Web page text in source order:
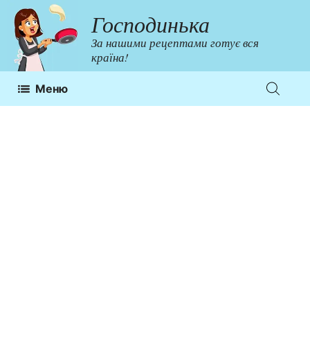
Перейти
до
контенту
Господинька
За нашими рецептами готує вся
країна!
Меню